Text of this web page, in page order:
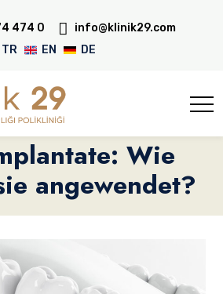
474 0
info@klinik29.com
TR
EN DE
Wie
angewendet?